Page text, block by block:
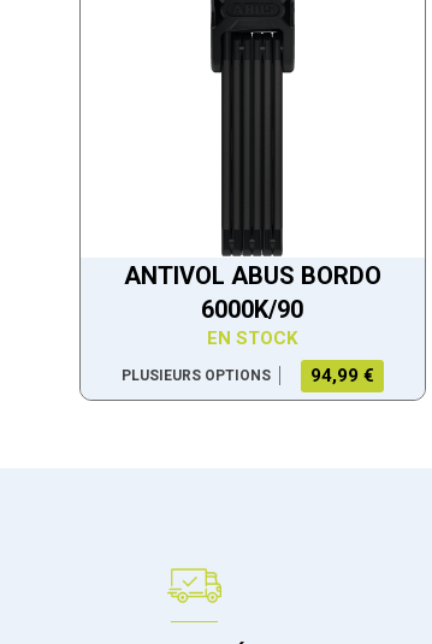
ANTIVOL ABUS BORDO
6000K/90
EN STOCK
PLUSIEURS OPTIONS 94,99 €